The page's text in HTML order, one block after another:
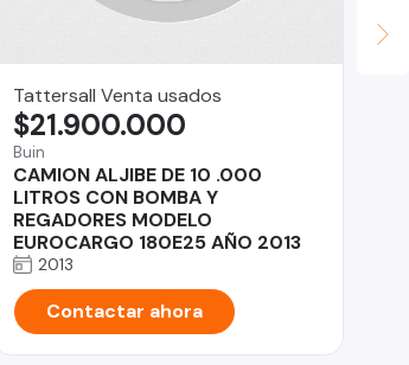
Tattersall Venta usados
Buin
CAMION ALJIBE DE 10 .000
LITROS CON BOMBA Y
REGADORES MODELO
EUROCARGO 180E25 AÑO 2013
$21.900.000
2013
Contactar ahora